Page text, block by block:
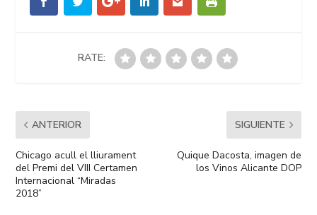
RATE:
ANTERIOR
Chicago acull el lliurament
del Premi del VIII Certamen
Internacional “Miradas
2018”
SIGUIENTE
Quique Dacosta, imagen de
los Vinos Alicante DOP